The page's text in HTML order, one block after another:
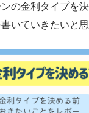
の金利タイプを
いていきたいと思